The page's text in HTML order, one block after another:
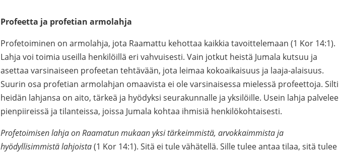
Profeetta ja profetian armolahja
Profetoiminen on armolahja, jota Raamattu kehottaa kaikkia tavoittelemaan (1 Kor 14:1).
Lahja voi toimia useilla henkilöillä eri vahvuisesti. Vain jotkut heistä Jumala kutsuu ja
asettaa varsinaiseen profeetan tehtävään, jota leimaa kokoaikaisuus ja laaja-alaisuus.
Suurin osa profetian armolahjan omaavista ei ole varsinaisessa mielessä profeettoja. Silti
heidän lahjansa on aito, tärkeä ja hyödyksi seurakunnalle ja yksilöille. Usein lahja palvelee
pienpiireissä ja tilanteissa, joissa Jumala kohtaa ihmisiä henkilökohtaisesti.
Profetoimisen lahja on Raamatun mukaan yksi tärkeimmistä, arvokkaimmista ja
hyödyllisimmistä lahjoista(1 Kor 14:1). Sitä ei tule vähätellä. Sille tulee antaa tilaa, sitä tulee